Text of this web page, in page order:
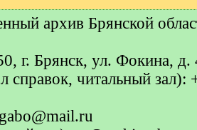
архив Брянской
г. Брянск, ул. Фокина, д.
справок, читальный